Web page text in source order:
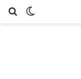
الوضع